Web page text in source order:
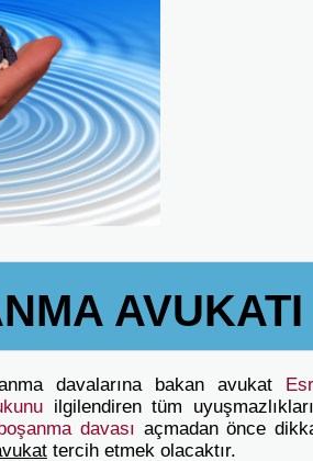
AVUKATI
davalarına bakan avukat
ilgilendiren tüm
davası açmadan önce
tercih etmek olacaktır.